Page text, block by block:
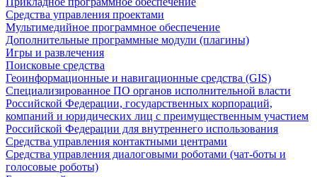
Средства управления проектами
Мультимедийное программное обеспечение
Дополнительные программные модули (плагины)
Игры и развлечения
Поисковые средства
Геоинформационные и навигационные средства (GIS)
Специализированное ПО органов исполнительной власти
Российской Федерации, государственных корпораций,
компаний и юридических лиц с преимущественным участием
Российской Федерации для внутреннего использования
Средства управления контактными центрами
Средства управления диалоговыми роботами (чат-боты и
голосовые роботы)